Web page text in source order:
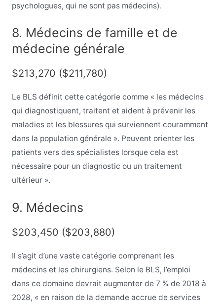
psychologues, qui ne sont pas médecins).
8. Médecins de famille et de
médecine générale
$213,270 ($211,780)
Le BLS définit cette catégorie comme « les médecins
qui diagnostiquent, traitent et aident à prévenir les
maladies et les blessures qui surviennent couramment
dans la population générale ». Peuvent orienter les
patients vers des spécialistes lorsque cela est
nécessaire pour un diagnostic ou un traitement
ultérieur ».
9. Médecins
$203,450 ($203,880)
Il s’agit d’une vaste catégorie comprenant les
médecins et les chirurgiens. Selon le BLS, l’emploi
dans ce domaine devrait augmenter de 7 % de 2018 à
2028, « en raison de la demande accrue de services